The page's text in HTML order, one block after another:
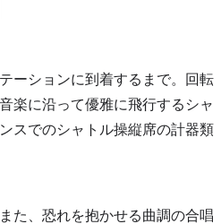
ーションに到着するまで。回転
楽に沿って優雅に飛行するシャ
スでのシャトル操縦席の計器類
た、恐れを抱かせる曲調の合唱